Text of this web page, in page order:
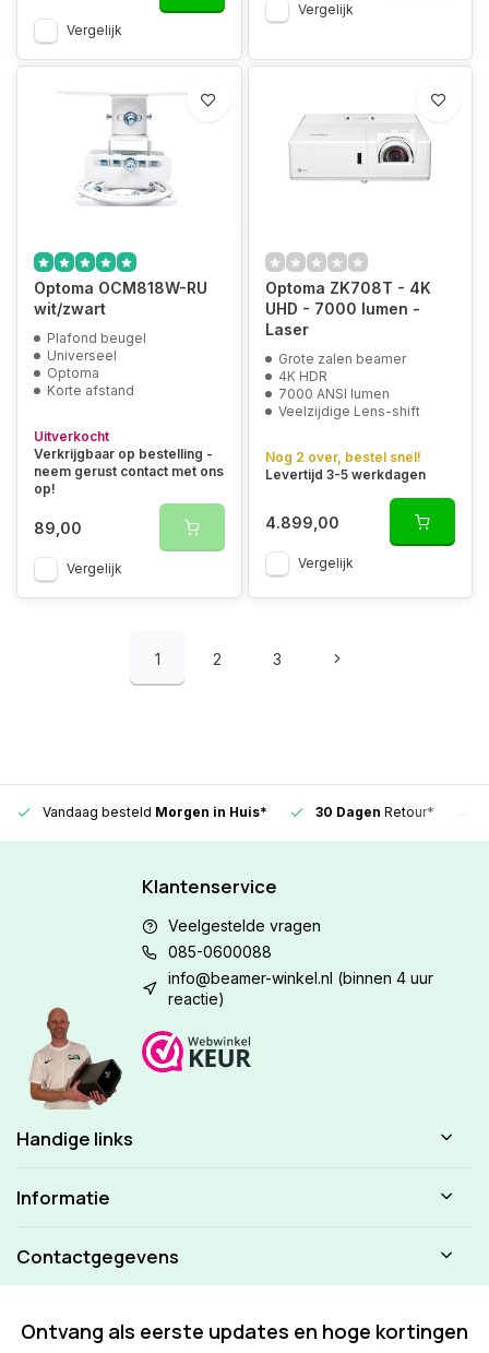
Vergelijk
Vergelijk
Optoma OCM818W-RU
wit/zwart
Plafond beugel
Universeel
Optoma
Korte afstand
Uitverkocht
Verkrijgbaar op bestelling -
neem gerust contact met ons
op!
89,00
Vergelijk
Optoma ZK708T - 4K
UHD - 7000 lumen -
Laser
Grote zalen beamer
4K HDR
7000 ANSI lumen
Veelzijdige Lens-shift
Nog 2 over, bestel snel!
Levertijd 3-5 werkdagen
4.899,00
Vergelijk
1 2 3
Vandaag besteld Morgen in Huis* 30 Dagen Retour*
Klantenservice
Veelgestelde vragen
085-0600088
info@beamer-winkel.nl (binnen 4 uur
reactie)
Handige links
Informatie
Contactgegevens
Ontvang als eerste updates en hoge kortingen